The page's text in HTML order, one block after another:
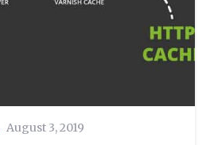
August 3, 2019